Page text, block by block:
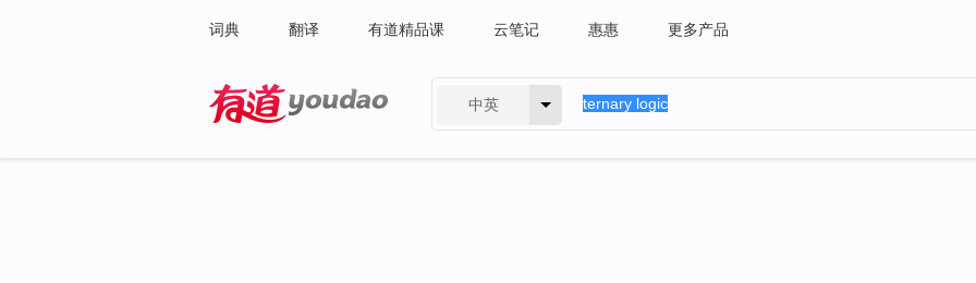
词典 翻译 有道精品课 云笔记 惠惠 更多产品
中英